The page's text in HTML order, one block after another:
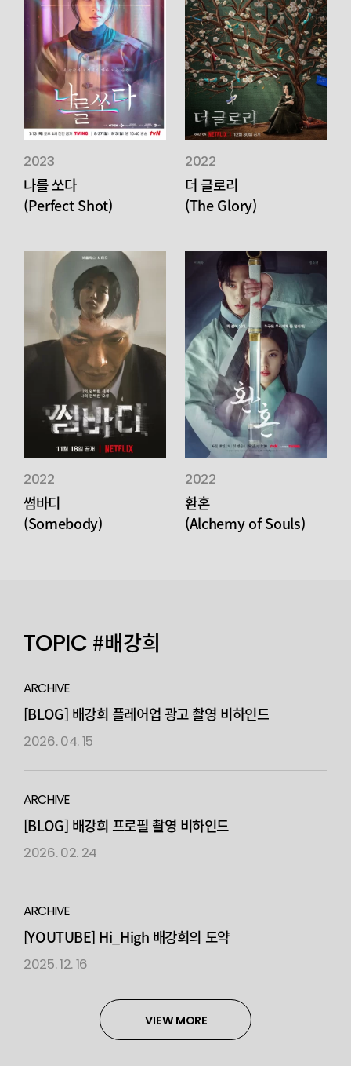
2023
나를 쏘다
(Perfect Shot)
2022
더 글로리
(The Glory)
2022
썸바디
(Somebody)
2022
환혼
(Alchemy of Souls)
TOPIC #배강희
VIEW MORE
ARCHIVE
[BLOG] 배강희 플레어업 광고 촬영 비하인드
2026. 04. 15
ARCHIVE
[BLOG] 배강희 프로필 촬영 비하인드
2026. 02. 24
ARCHIVE
[YOUTUBE] Hi_High 배강희의 도약
2025. 12. 16